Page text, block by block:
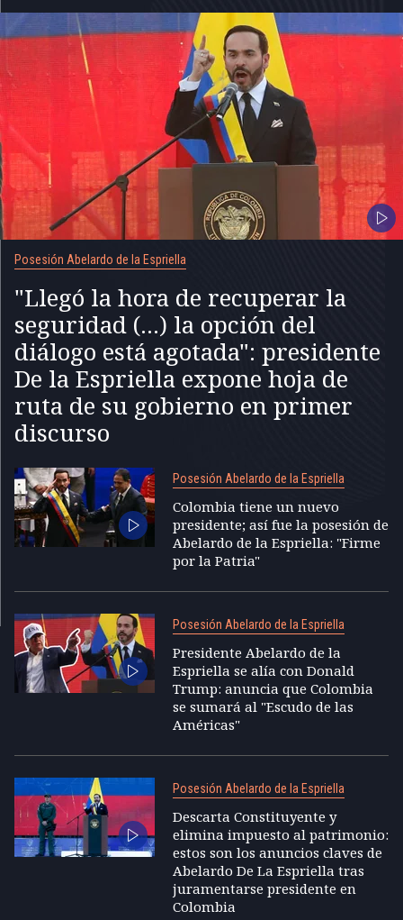
Posesión Abelardo de la Espriella
"Llegó la hora de recuperar la
seguridad (...) la opción del
diálogo está agotada": presidente
De la Espriella expone hoja de
ruta de su gobierno en primer
discurso
Posesión Abelardo de la Espriella
Colombia tiene un nuevo
presidente; así fue la posesión de
Abelardo de la Espriella: "Firme
por la Patria"
Posesión Abelardo de la Espriella
Presidente Abelardo de la
Espriella se alía con Donald
Trump: anuncia que Colombia
se sumará al "Escudo de las
Américas"
Posesión Abelardo de la Espriella
Descarta Constituyente y
elimina impuesto al patrimonio:
estos son los anuncios claves de
Abelardo De La Espriella tras
juramentarse presidente en
Colombia